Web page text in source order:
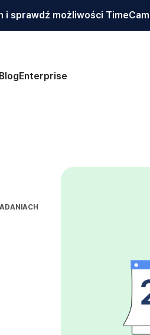
sprawdź możliwości
BlogEnterprise